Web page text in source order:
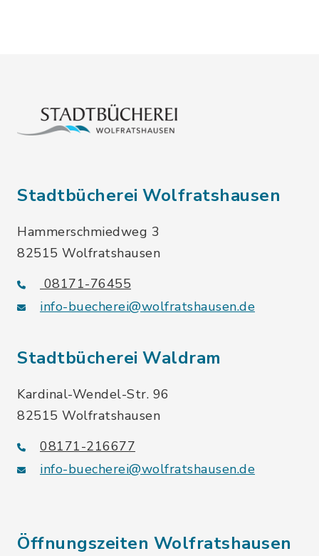
Stadtbücherei Wolfratshausen
Hammerschmiedweg 3
82515 Wolfratshausen
08171-76455
info-buecherei@wolfratshausen.de
Stadtbücherei Waldram
Kardinal-Wendel-Str. 96
82515 Wolfratshausen
08171-216677
info-buecherei@wolfratshausen.de
Öffnungszeiten Wolfratshausen